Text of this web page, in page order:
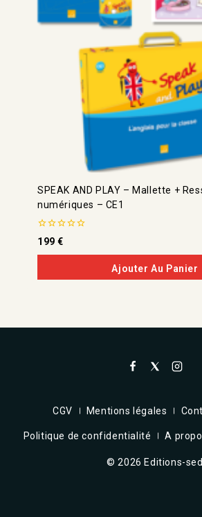
SPEAK AND PLAY – Mallette +
numériques – CE1
0
de
5
199€
Ajouter Au Panier
CGV Mentions légales
Politique de confidentialité A
© 2026 Editions-sed